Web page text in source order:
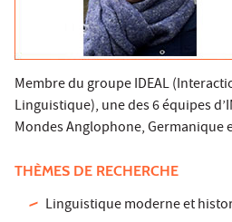
Membre du groupe IDEAL
Linguistique), une des 6 équipes
Mondes Anglophone, Germanique
THÈMES DE RECHERCHE
Linguistique moderne et